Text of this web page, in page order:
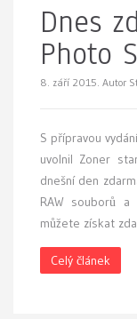
Dnes
Photo
8. září 2015. Autor
S přípravou
uvolnil Zoner
dnešní den
RAW souborů a
můžete získat
Celý článek